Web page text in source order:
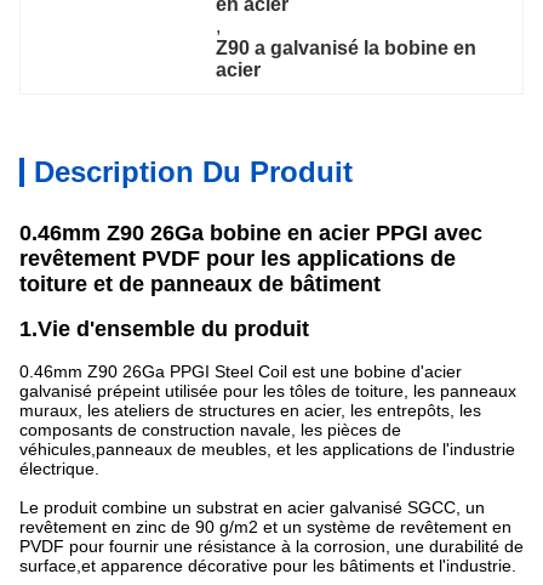
en acier
,
Z90 a galvanisé la bobine en
acier
Description Du Produit
0.46mm Z90 26Ga bobine en acier PPGI avec
revêtement PVDF pour les applications de
toiture et de panneaux de bâtiment
1.Vie d'ensemble du produit
0.46mm Z90 26Ga PPGI Steel Coil est une bobine d'acier
galvanisé prépeint utilisée pour les tôles de toiture, les panneaux
muraux, les ateliers de structures en acier, les entrepôts, les
composants de construction navale, les pièces de
véhicules,panneaux de meubles, et les applications de l'industrie
électrique.
Le produit combine un substrat en acier galvanisé SGCC, un
revêtement en zinc de 90 g/m2 et un système de revêtement en
PVDF pour fournir une résistance à la corrosion, une durabilité de
surface,et apparence décorative pour les bâtiments et l'industrie.